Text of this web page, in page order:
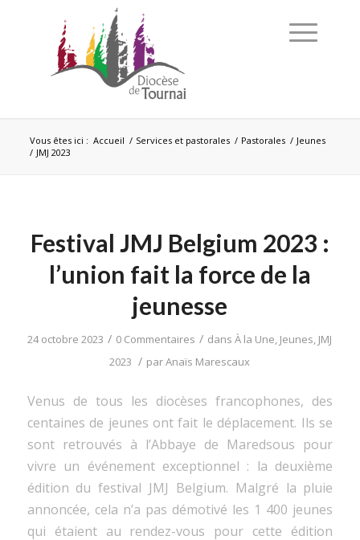
Vous êtes ici : Accueil / Services et pastorales / Pastorales / Jeunes
/ JMJ 2023
Festival JMJ Belgium 2023 :
l’union fait la force de la
jeunesse
24 octobre 2023 / 0 Commentaires / dansÀ la Une, Jeunes, JMJ
2023 / parAnaïs Marescaux
Venus de tous les diocèses francophones, des
centaines de jeunes ont fait le déplacement. Ils se
sont retrouvés à l’Abbaye de Maredsous pour
vivre un événement exceptionnel : la deuxième
édition du festival JMJ Belgium. Malgré la pluie
annoncée, cela n’a pas démotivé les 1 400 jeunes
qui étaient au rendez-vous pour cette édition